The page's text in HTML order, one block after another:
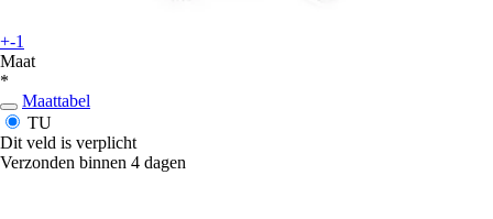
+-1
Maat
*
Maattabel
TU
Dit veld is verplicht
Verzonden binnen 4 dagen